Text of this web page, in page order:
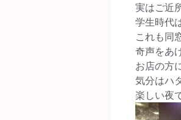
実はご近
学生時代
これも同
奇声をあ
お店の方
気分はハ
楽しい夜